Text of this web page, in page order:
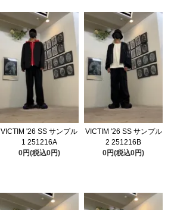
VICTIM '26 SS サンプル
1 251216A
0円(税込0円)
VICTIM '26 SS サンプル
2 251216B
0円(税込0円)